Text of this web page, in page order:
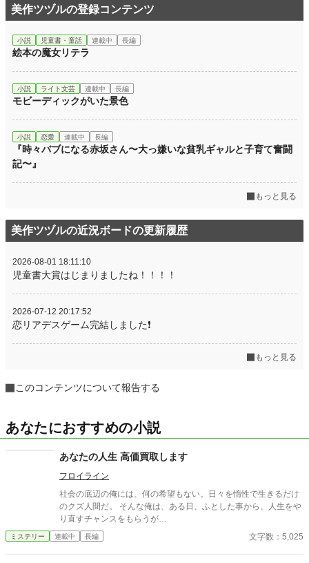
美作ツヅルの登録コンテンツ
小説 児童書・童話 連載中 長編
絵本の魔女リテラ
小説 ライト文芸 連載中 長編
モビーディックがいた景色
小説 恋愛 連載中 長編
『時々バブになる赤坂さん〜大っ嫌いな貧乳ギャルと子育て奮闘
記〜』
もっと見る
美作ツヅルの近況ボードの更新履歴
2026-08-01 18:11:10
児童書大賞はじまりましたね！！！！
2026-07-12 20:17:52
恋リアデスゲーム完結しました❗️
もっと見る
このコンテンツについて報告する
あなたにおすすめの小説
あなたの人生 高価買取します
フロイライン
社会の底辺の俺には、何の希望もない。日々を惰性で生きるだけ
のクズ人間だ。 そんな俺は、ある日、ふとした事から、人生をや
り直すチャンスをもらうが…
ミステリー 連載中 長編 文字数：5,025